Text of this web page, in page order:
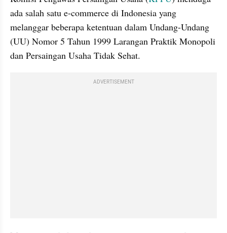
ada salah satu e-commerce di Indonesia yang
melanggar beberapa ketentuan dalam Undang-Undang
(UU) Nomor 5 Tahun 1999 Larangan Praktik Monopoli
dan Persaingan Usaha Tidak Sehat.
ADVERTISEMENT